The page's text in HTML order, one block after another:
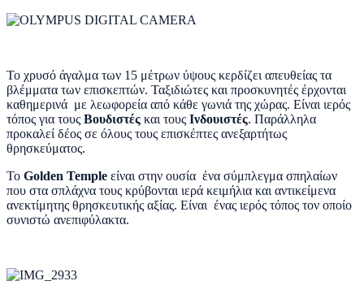
Το χρυσό άγαλμα των 15 μέτρων ύψους κερδίζει απευθείας τα
βλέμματα των επισκεπτών. Ταξιδιώτες και προσκυνητές έρχονται
καθημερινά με λεωφορεία από κάθε γωνιά της χώρας. Είναι ιερός
τόπος για τους Βουδιστές και τους Ινδουιστές. Παράλληλα
προκαλεί δέος σε όλους τους επισκέπτες ανεξαρτήτως
θρησκεύματος.
Το Golden Temple είναι στην ουσία ένα σύμπλεγμα σπηλαίων
που στα σπλάχνα τους κρύβονται ιερά κειμήλια και αντικείμενα
ανεκτίμητης θρησκευτικής αξίας. Είναι ένας ιερός τόπος τον οποίο
συνιστώ ανεπιφύλακτα.